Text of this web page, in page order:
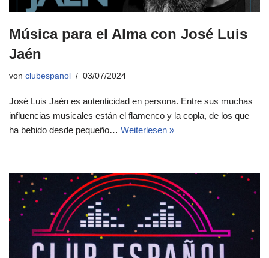
Música para el Alma con José Luis
Jaén
von clubespanol 03/07/2024
José Luis Jaén es autenticidad en persona. Entre sus muchas
influencias musicales están el flamenco y la copla, de los que
ha bebido desde pequeño… Weiterlesen »